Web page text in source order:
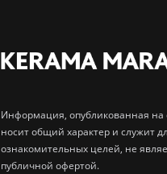
Информация, опубликованная на
носит общий характер и служит
ознакомительных целей, не
публичной офертой.